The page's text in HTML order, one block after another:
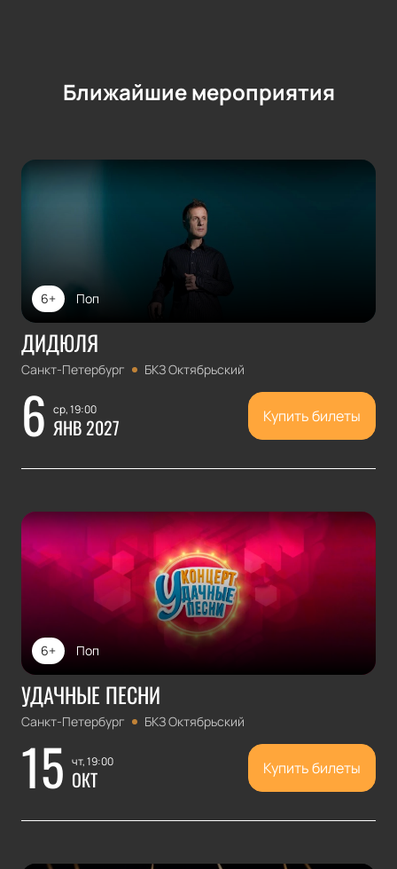
Ближайшие мероприятия
Поп
6+
ДИДЮЛЯ
Санкт-Петербург БКЗ Октябрьский
6 ср, 19:00
ЯНВ 2027 Купить билеты
Поп
6+
УДАЧНЫЕ ПЕСНИ
Санкт-Петербург БКЗ Октябрьский
15 чт, 19:00
ОКТ Купить билеты